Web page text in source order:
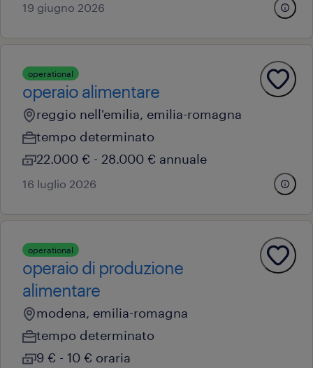
19 giugno 2026
operational
operaio alimentare
reggio nell'emilia, emilia-romagna
tempo determinato
22.000 € - 28.000 € annuale
16 luglio 2026
operational
operaio di produzione
alimentare
modena, emilia-romagna
tempo determinato
9 € - 10 € oraria